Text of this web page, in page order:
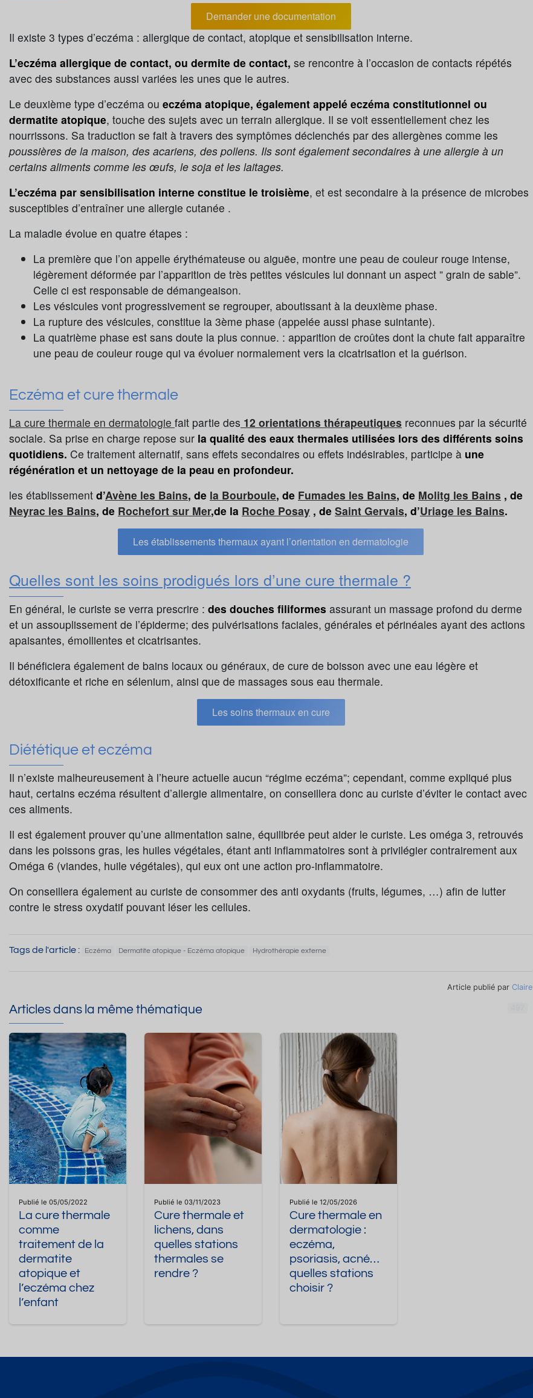
Demander une documentation
Il existe 3 types d’eczéma : allergique de contact, atopique et sensibilisation interne.
L’eczéma allergique de contact, ou dermite de contact, se rencontre à l’occasion de contacts répétés
avec des substances aussi variées les unes que le autres.
Le deuxième type d’eczéma ou eczéma atopique, également appelé eczéma constitutionnel ou
dermatite atopique, touche des sujets avec un terrain allergique. Il se voit essentiellement chez les
nourrissons. Sa traduction se fait à travers des symptômes déclenchés par des allergènes comme les
poussières de la maison, des acariens, des pollens. Ils sont également secondaires à une allergie à un
certains aliments comme les œufs, le soja et les laitages.
L’eczéma par sensibilisation interne constitue le troisième, et est secondaire à la présence de microbes
susceptibles d’entraîner une allergie cutanée .
La maladie évolue en quatre étapes :
La première que l’on appelle érythémateuse ou aiguëe, montre une peau de couleur rouge intense,
légèrement déformée par l’apparition de très petites vésicules lui donnant un aspect ” grain de sable”.
Celle ci est responsable de démangeaison.
Les vésicules vont progressivement se regrouper, aboutissant à la deuxième phase.
La rupture des vésicules, constitue la 3ème phase (appelée aussi phase suintante).
La quatrième phase est sans doute la plus connue. : apparition de croûtes dont la chute fait apparaître
une peau de couleur rouge qui va évoluer normalement vers la cicatrisation et la guérison.
Eczéma et cure thermale
La cure thermale en dermatologie fait partie des 12 orientations thérapeutiques reconnues par la sécurité
sociale. Sa prise en charge repose sur la qualité des eaux thermales utilisées lors des différents soins
quotidiens. Ce traitement alternatif, sans effets secondaires ou effets indésirables, participe à une
régénération et un nettoyage de la peau en profondeur.
les établissement d’Avène les Bains, de la Bourboule, de Fumades les Bains, de Molitg les Bains , de
Neyrac les Bains, de Rochefort sur Mer,de la Roche Posay , de Saint Gervais, d’Uriage les Bains.
Les établissements thermaux ayant l’orientation en dermatologie
Quelles sont les soins prodigués lors d’une cure thermale ?
En général, le curiste se verra prescrire : des douches filiformes assurant un massage profond du derme
et un assouplissement de l’épiderme; des pulvérisations faciales, générales et périnéales ayant des actions
apaisantes, émollientes et cicatrisantes.
Il bénéficiera également de bains locaux ou généraux, de cure de boisson avec une eau légère et
détoxificante et riche en sélenium, ainsi que de massages sous eau thermale.
Les soins thermaux en cure
Diététique et eczéma
Il n’existe malheureusement à l’heure actuelle aucun “régime eczéma”; cependant, comme expliqué plus
haut, certains eczéma résultent d’allergie alimentaire, on conseillera donc au curiste d’éviter le contact avec
ces aliments.
Il est également prouver qu’une alimentation saine, équilibrée peut aider le curiste. Les oméga 3, retrouvés
dans les poissons gras, les huiles végétales, étant anti inflammatoires sont à privilégier contrairement aux
Oméga 6 (viandes, huile végétales), qui eux ont une action pro-inflammatoire.
On conseillera également au curiste de consommer des anti oxydants (fruits, légumes, …) afin de lutter
contre le stress oxydatif pouvant léser les cellules.
Tags de l'article : Eczéma Dermatite atopique - Eczéma atopique Hydrothérapie externe
Article publié par Claire
Articles dans la même thématique
Publié le 05/05/2022
La cure thermale
comme
traitement de la
dermatite
atopique et
l’eczéma chez
l’enfant
Publié le 03/11/2023
Cure thermale et
lichens, dans
quelles stations
thermales se
rendre ?
Publié le 12/05/2026
Cure thermale en
dermatologie :
eczéma,
psoriasis, acné…
quelles stations
choisir ?